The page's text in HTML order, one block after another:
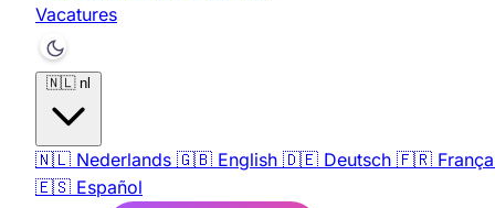
Vacatures
🇳🇱 nl
🇳🇱 Nederlands 🇬🇧 English 🇩🇪 Deutsch 🇫🇷
🇪🇸 Español